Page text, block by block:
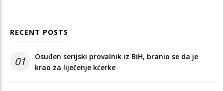
RECENT POSTS
01
Osuđen serijski provalnik iz BiH, branio se da je
krao za liječenje kćerke